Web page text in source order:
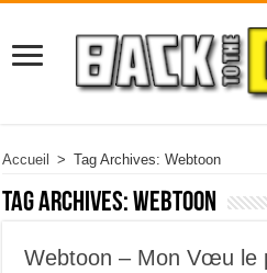
Accueil > Tag Archives: Webtoon
Tag Archives:Webtoon
Webtoon – Mon Vœu le